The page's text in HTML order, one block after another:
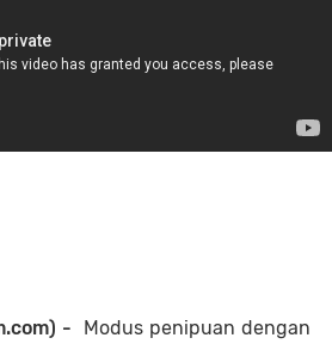
- Modus penipuan dengan